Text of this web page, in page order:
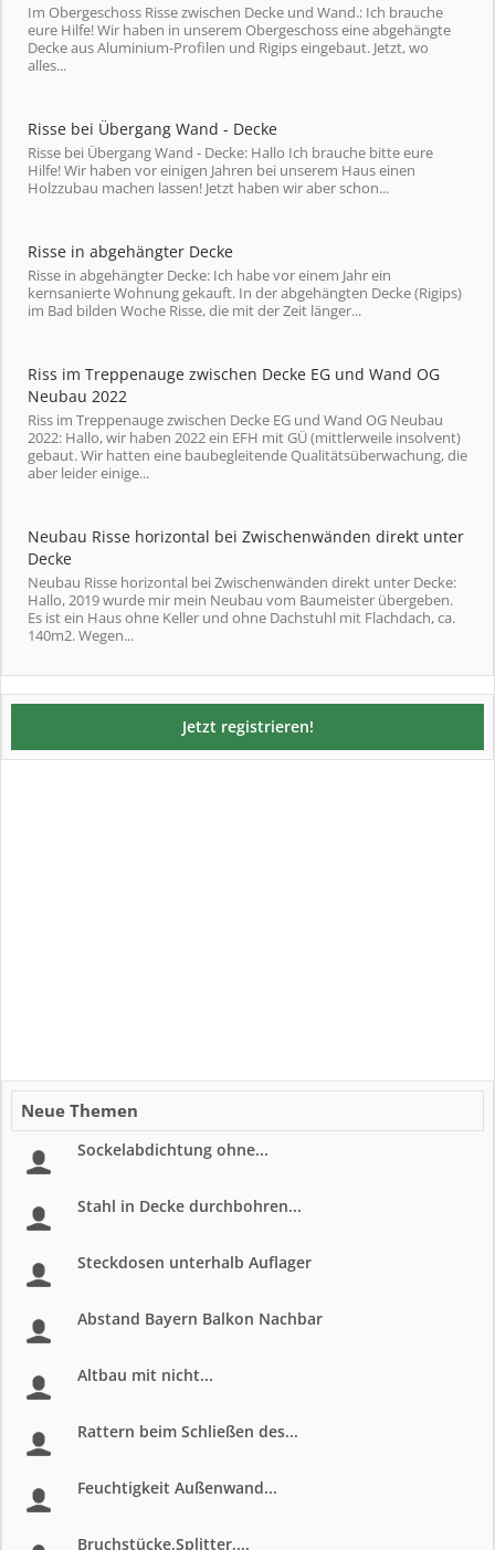
Im Obergeschoss Risse zwischen Decke und Wand.: Ich brauche
eure Hilfe! Wir haben in unserem Obergeschoss eine abgehängte
Decke aus Aluminium-Profilen und Rigips eingebaut. Jetzt, wo
alles...
Risse bei Übergang Wand - Decke
Risse bei Übergang Wand - Decke: Hallo Ich brauche bitte eure
Hilfe! Wir haben vor einigen Jahren bei unserem Haus einen
Holzzubau machen lassen! Jetzt haben wir aber schon...
Risse in abgehängter Decke
Risse in abgehängter Decke: Ich habe vor einem Jahr ein
kernsanierte Wohnung gekauft. In der abgehängten Decke (Rigips)
im Bad bilden Woche Risse, die mit der Zeit länger...
Riss im Treppenauge zwischen Decke EG und Wand OG
Neubau 2022
Riss im Treppenauge zwischen Decke EG und Wand OG Neubau
2022: Hallo, wir haben 2022 ein EFH mit GÜ (mittlerweile insolvent)
gebaut. Wir hatten eine baubegleitende Qualitätsüberwachung, die
aber leider einige...
Neubau Risse horizontal bei Zwischenwänden direkt unter
Decke
Neubau Risse horizontal bei Zwischenwänden direkt unter Decke:
Hallo, 2019 wurde mir mein Neubau vom Baumeister übergeben.
Es ist ein Haus ohne Keller und ohne Dachstuhl mit Flachdach, ca.
140m2. Wegen...
Jetzt registrieren!
Neue Themen
Sockelabdichtung ohne...
Stahl in Decke durchbohren...
Steckdosen unterhalb Auflager
Abstand Bayern Balkon Nachbar
Altbau mit nicht...
Rattern beim Schließen des...
Feuchtigkeit Außenwand...
Bruchstücke,Splitter,...